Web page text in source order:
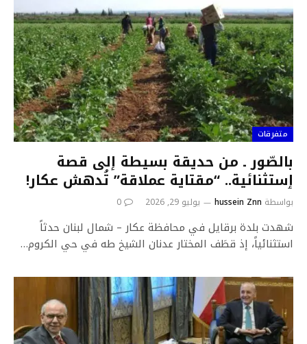
متفرقات
بالصّور ـ من حديقة بسيطة إلى قصة
ٳستثنائية.. “مقتاية عملاقة” تُدهش عكار!
بواسطة hussein Znn يوليو 29, 2026 0
شهدت بلدة برقايل في محافظة عكار – شمال لبنان حدثاً
استثنائياً، إذ قطَف المختار عدنان الشيخ طه في حي الكروم…